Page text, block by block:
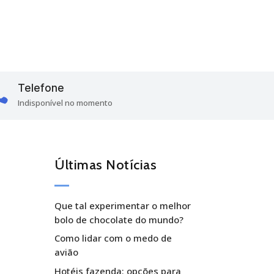
Telefone
Indisponível no momento
Últimas Notícias
Que tal experimentar o melhor
bolo de chocolate do mundo?
Como lidar com o medo de
avião
Hotéis fazenda: opções para